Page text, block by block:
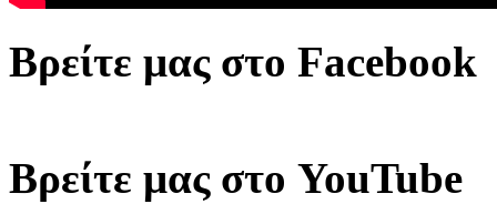
Βρείτε μας στο Facebook
Βρείτε μας στο YouTube